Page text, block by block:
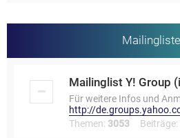
Mailinglist Y! Group
Für weitere Infos und
http://
Themen: 3053 Beiträge: